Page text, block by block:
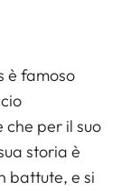
è famoso
che per il suo
storia è
battute, e si